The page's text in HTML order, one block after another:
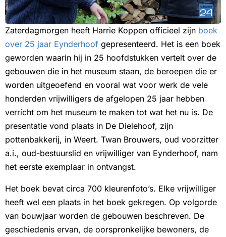
Zaterdagmorgen heeft Harrie Koppen officieel zijn boek
over 25 jaar Eynderhoof gepresenteerd. Het is een boek
geworden waarin hij in 25 hoofdstukken vertelt over de
gebouwen die in het museum staan, de beroepen die er
worden uitgeoefend en vooral wat voor werk de vele
honderden vrijwilligers de afgelopen 25 jaar hebben
verricht om het museum te maken tot wat het nu is. De
presentatie vond plaats in De Dielehoof, zijn
pottenbakkerij, in Weert. Twan Brouwers, oud voorzitter
a.i., oud-bestuurslid en vrijwilliger van Eynderhoof, nam
het eerste exemplaar in ontvangst.
Het boek bevat circa 700 kleurenfoto’s. Elke vrijwilliger
heeft wel een plaats in het boek gekregen. Op volgorde
van bouwjaar worden de gebouwen beschreven. De
geschiedenis ervan, de oorspronkelijke bewoners, de